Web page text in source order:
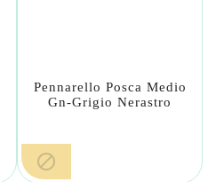
Pennarello Posca Medio
Gn-Grigio Nerastro
